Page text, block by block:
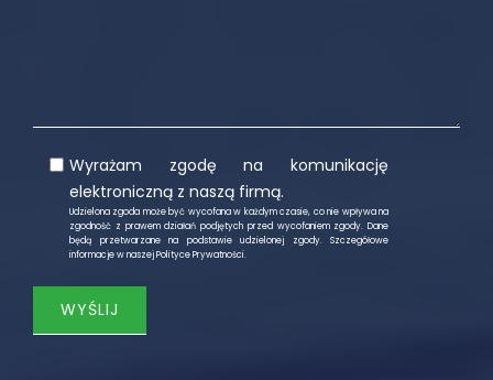
Wyrażam zgodę na komunikację
elektroniczną z naszą firmą.
Udzielona zgoda może być wycofana w każdym czasie, co nie wpływa na
zgodność z prawem działań podjętych przed wycofaniem zgody. Dane
będą przetwarzane na podstawie udzielonej zgody. Szczegółowe
informacje w naszejPolityce Prywatności.